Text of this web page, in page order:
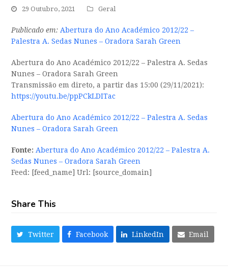
29 Outubro, 2021 Geral
Publicado em: Abertura do Ano Académico 2012/22 –
Palestra A. Sedas Nunes – Oradora Sarah Green
Abertura do Ano Académico 2012/22 – Palestra A. Sedas
Nunes – Oradora Sarah Green
Transmissão em direto, a partir das 15:00 (29/11/2021):
https://youtu.be/ppPCkLDITac
Abertura do Ano Académico 2012/22 – Palestra A. Sedas
Nunes – Oradora Sarah Green
Fonte: Abertura do Ano Académico 2012/22 – Palestra A.
Sedas Nunes – Oradora Sarah Green
Feed: [feed_name] Url: [source_domain]
Share This
Twitter Facebook LinkedIn Email